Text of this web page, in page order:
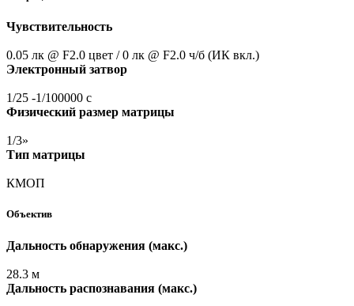
Чувствительность
0.05 лк @ F2.0 цвет / 0 лк @ F2.0 ч/б (ИК вкл.)
Электронный затвор
1/25 -1/100000 с
Физический размер матрицы
1/3»
Тип матрицы
КМОП
Объектив
Дальность обнаружения (макс.)
28.3 м
Дальность распознавания (макс.)